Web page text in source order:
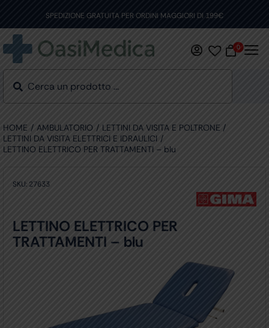
content
SPEDIZIONE GRATUITA PER ORDINI MAGGIORI DI 199€
0
HOME AMBULATORIO
LETTINI DA VISITA E POLTRONE
LETTINI DA VISITA ELETTRICI E IDRAULICI
LETTINO ELETTRICO PER TRATTAMENTI – blu
SKU: 27633
LETTINO ELETTRICO PER
TRATTAMENTI – blu